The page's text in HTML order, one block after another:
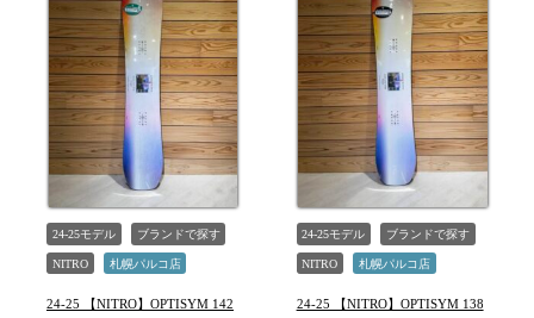
24-25モデル ブランドで探す
NITRO 札幌パルコ店
24-25 【NITRO】OPTISYM 142
24-25モデル ブランドで探す
NITRO 札幌パルコ店
24-25 【NITRO】OPTISYM 138